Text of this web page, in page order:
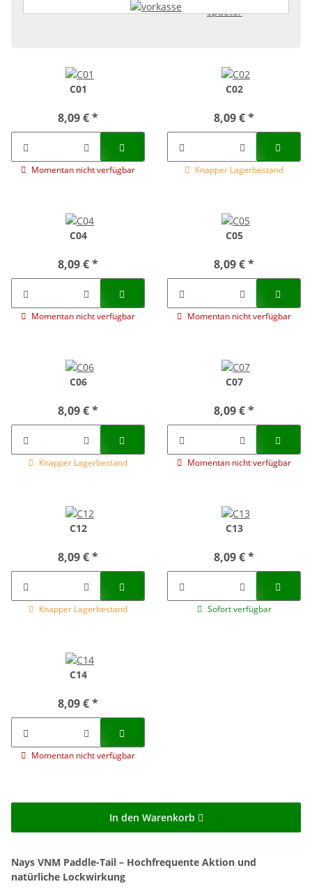
C01
8,09 €*
Momentan nicht verfügbar
C02
8,09 €*
Knapper Lagerbestand
C04
8,09 €*
Momentan nicht verfügbar
C05
8,09 €*
Momentan nicht verfügbar
C06
8,09 €*
Knapper Lagerbestand
C07
8,09 €*
Momentan nicht verfügbar
C12
8,09 €*
Knapper Lagerbestand
C13
8,09 €*
Sofort verfügbar
C14
8,09 €*
Momentan nicht verfügbar
In den Warenkorb
Nays VNM Paddle-Tail – Hochfrequente Aktion und
natürliche Lockwirkung